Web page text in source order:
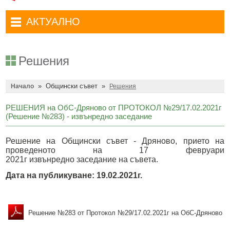
Достъп до информация
Антикорупция
Профил на купувача
Общ устройствен план
Общинско предприятие Чисто Дряново
Общинско предприятие Зелено Дряново
Общинска собственост
Култура
Туристически маршрути
Туристически информационен център
Съобщения
Решения
Начало »Общински съвет » Решения
РЕШЕНИЯ на ОбС-Дряново от ПРОТОКОЛ №29/17.02.2021г
(Решениe №283) - извънредно заседание
Решение на Общински съвет - Дряново, прието на
проведеното на 17 февруари
2021г извънреднозаседание на съвета.
Дата на публикуване: 19.02.2021г.
Решение №283 от Протокол №29/17.02.2021г на ОбС-Дряново
Комплексно административно обслужване
АКТУАЛНО
Местни избори 2023 година
Общинска избирателна комисия мандат 2023-2027 г.
Преброяване 2021
COVID-19 (Коронавирус)
Приют за безстопанствени кучета
Красиво Дряново
Обяви и съобщения